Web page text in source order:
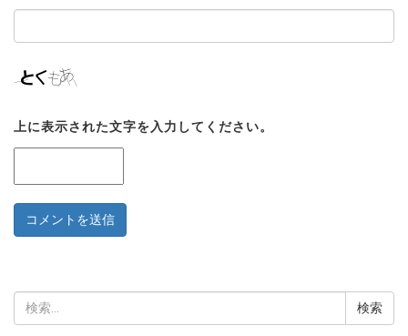
上に表示された文字を入力してください。
検